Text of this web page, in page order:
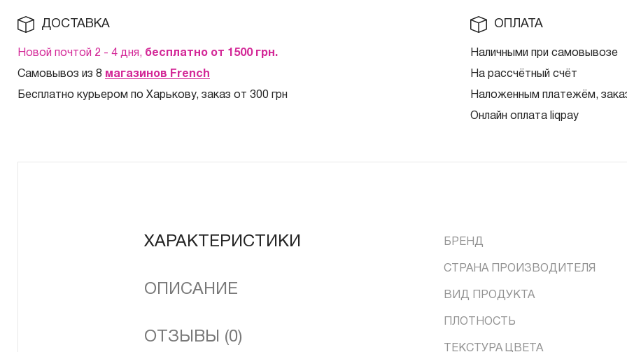
ДОСТАВКА
Новой почтой 2 - 4 дня, бесплатно от 1500 грн.
Самовывоз из 8 магазинов French
Бесплатно курьером по Харькову, заказ от 300 грн
ОПЛАТА
Наличными при самовывозе
На рассчётный счёт
Наложенным платежём,
Онлайн оплата liqpay
ХАРАКТЕРИСТИКИ
ОПИСАНИЕ
ОТЗЫВЫ (0)
БРЕНД
СТРАНА ПРОИЗВОДИТЕЛЯ
ВИД ПРОДУКТА
ПЛОТНОСТЬ
ТЕКСТУРА ЦВЕТА